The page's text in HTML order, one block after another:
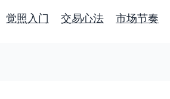
觉照入门 交易心法 市场节奏